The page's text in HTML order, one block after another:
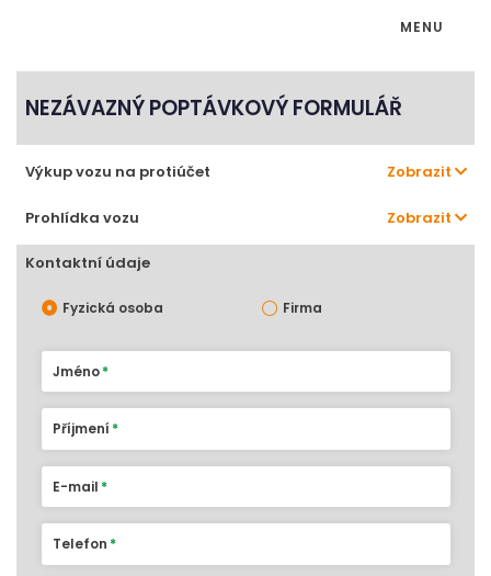
MENU
NEZÁVAZNÝ POPTÁVKOVÝ FORMULÁŘ
Výkup vozu na protiúčet Zobrazit
Prohlídka vozu Zobrazit
Kontaktní údaje
Fyzická osoba Firma
Jméno
Příjmení
E-mail
Telefon